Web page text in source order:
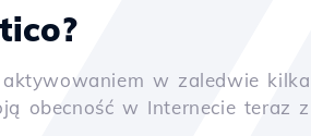
w zaledwie
obecność w Internecie teraz